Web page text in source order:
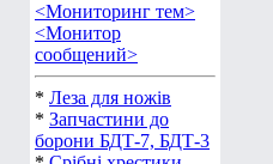
<Мониторинг тем>
<Монитор
сообщений>
* Леза для ножів
* Запчастини до
борони БДТ-7, БДТ-3